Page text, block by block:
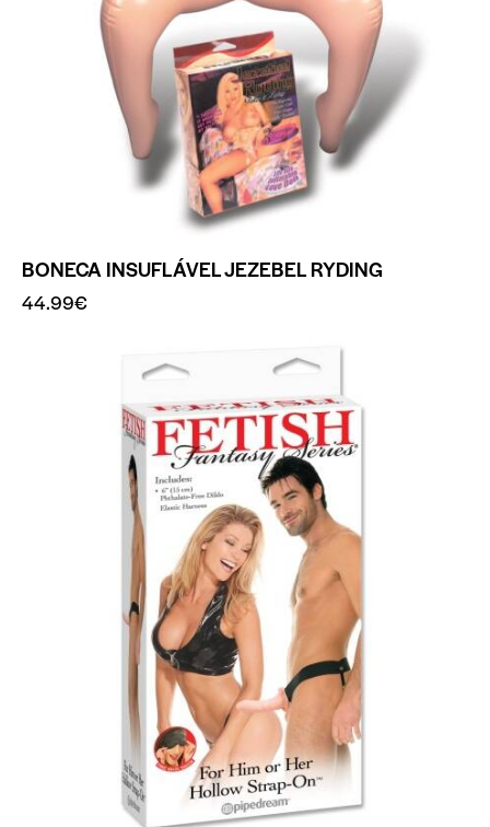
BONECA INSUFLÁVEL JEZEBEL RYDING
44.99€